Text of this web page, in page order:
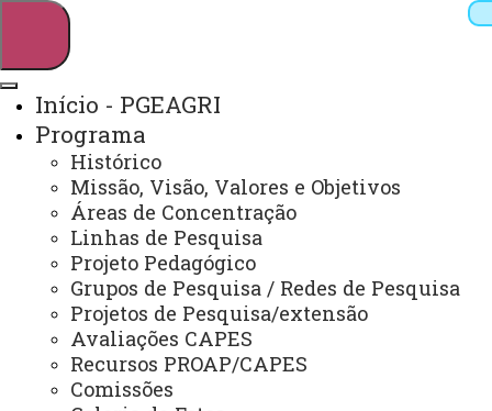
Webmail Sistemas
Arquivo Virtual
Campus
Início - PGEAGRI
Programa
Histórico
Missão, Visão, Valores e Objetivos
Áreas de Concentração
Linhas de Pesquisa
Projeto Pedagógico
Grupos de Pesquisa / Redes de Pesquisa
Projetos de Pesquisa/extensão
Avaliações CAPES
Recursos PROAP/CAPES
Comissões